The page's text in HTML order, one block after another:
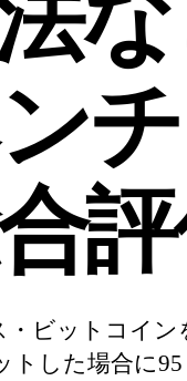
ビットコイン
トした場合に